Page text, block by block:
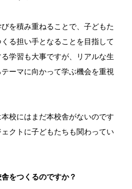
びを積み重ねることで、子どもた
る担い手となることを目指して
学習も大事ですが、リアルな生
ーマに向かって学ぶ機会を重視
校にはまだ本校舎がないのです
クトに子どもたちも関わってい
をつくるのですか？